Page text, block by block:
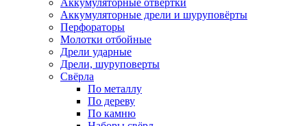
Аккумуляторные отвёртки
Аккумуляторные дрели и шуруповёрты
Перфораторы
Молотки отбойные
Дрели ударные
Дрели, шуруповерты
Свёрла
По металлу
По дереву
По камню